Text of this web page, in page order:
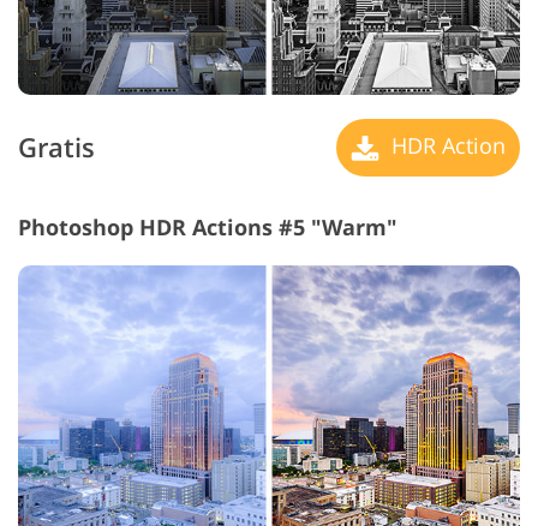
Gratis HDR Action
Photoshop HDR Actions #5 "Warm"